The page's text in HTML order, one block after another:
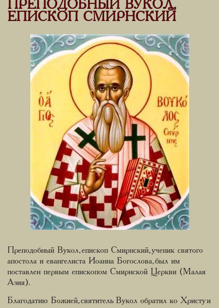
ПРЕПОДОБНЫЙ ВУКОЛ,
ЕПИСКОП СМИРНСКИЙ
Преподобный Вукол, епископ Смирнский, ученик святого
апостола и евангелиста Иоанна Богослова, был им
поставлен первым епископом Смирнской Церкви (Малая
Азия).
Благодатию Божией, святитель Вукол обратил ко Христу и